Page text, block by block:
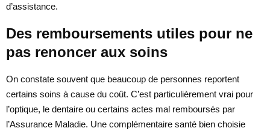
d’assistance.
Des remboursements utiles pour ne
pas renoncer aux soins
On constate souvent que beaucoup de personnes reportent
certains soins à cause du coût. C’est particulièrement vrai pour
l’optique, le dentaire ou certains actes mal remboursés par
l’Assurance Maladie. Une complémentaire santé bien choisie